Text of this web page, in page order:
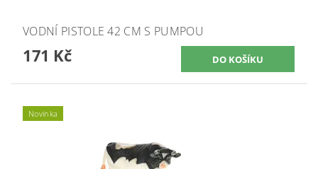
VODNÍ PISTOLE 42 CM S PUMPOU
171 Kč
Novinka